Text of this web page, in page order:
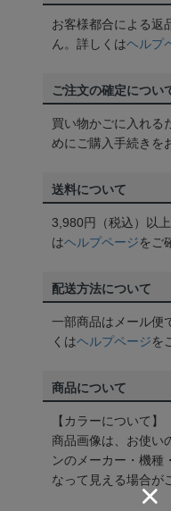
お客様都合による返
ん。詳しくはヘルプ
ご注文の確定につい
買い物かごに入れる
めにご購入手続きを
送料について
3,980円（税込）以
はヘルプページをご
配送方法について
一部商品はメール便
くはヘルプページを
商品について
【カラーについて】
商品画像は、お使い
ンのメーカー・機種
なって見える場合が